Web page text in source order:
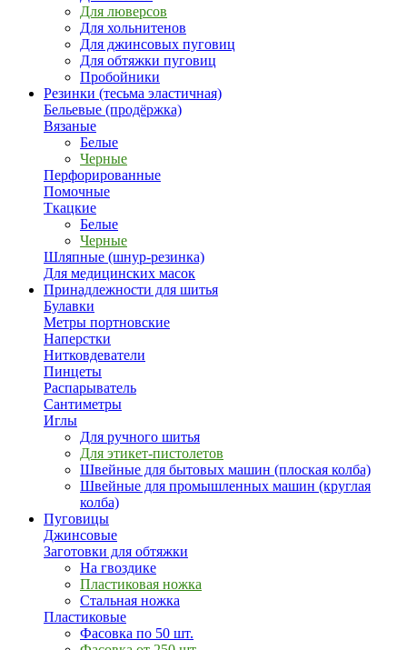
Для люверсов
Для хольнитенов
Для джинсовых пуговиц
Для обтяжки пуговиц
Пробойники
Резинки (тесьма эластичная)
Бельевые (продёржка)
Вязаные
Белые
Черные
Перфорированные
Помочные
Ткацкие
Белые
Черные
Шляпные (шнур-резинка)
Для медицинских масок
Принадлежности для шитья
Булавки
Метры портновские
Наперстки
Нитковдеватели
Пинцеты
Распарыватель
Сантиметры
Иглы
Для ручного шитья
Для этикет-пистолетов
Швейные для бытовых машин (плоская колба)
Швейные для промышленных машин (круглая
колба)
Пуговицы
Джинсовые
Заготовки для обтяжки
На гвоздике
Пластиковая ножка
Стальная ножка
Пластиковые
Фасовка по 50 шт.